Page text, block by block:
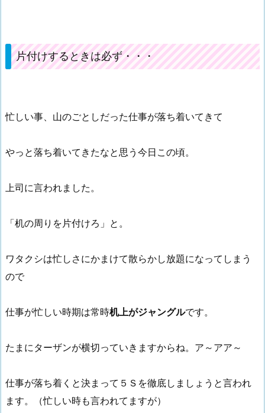
片付けするときは必ず・・・
忙しい事、山のごとしだった仕事が落ち着いてきて
やっと落ち着いてきたなと思う今日この頃。
上司に言われました。
「机の周りを片付けろ」と。
ワタクシは忙しさにかまけて散らかし放題になってしまう
ので
仕事が忙しい時期は常時机上がジャングルです。
たまにターザンが横切っていきますからね。ア～アア～
仕事が落ち着くと決まって５Ｓを徹底しましょうと言われ
ます。（忙しい時も言われてますが）